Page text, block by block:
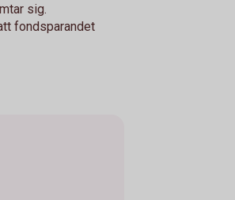
sig.
fondsparandet